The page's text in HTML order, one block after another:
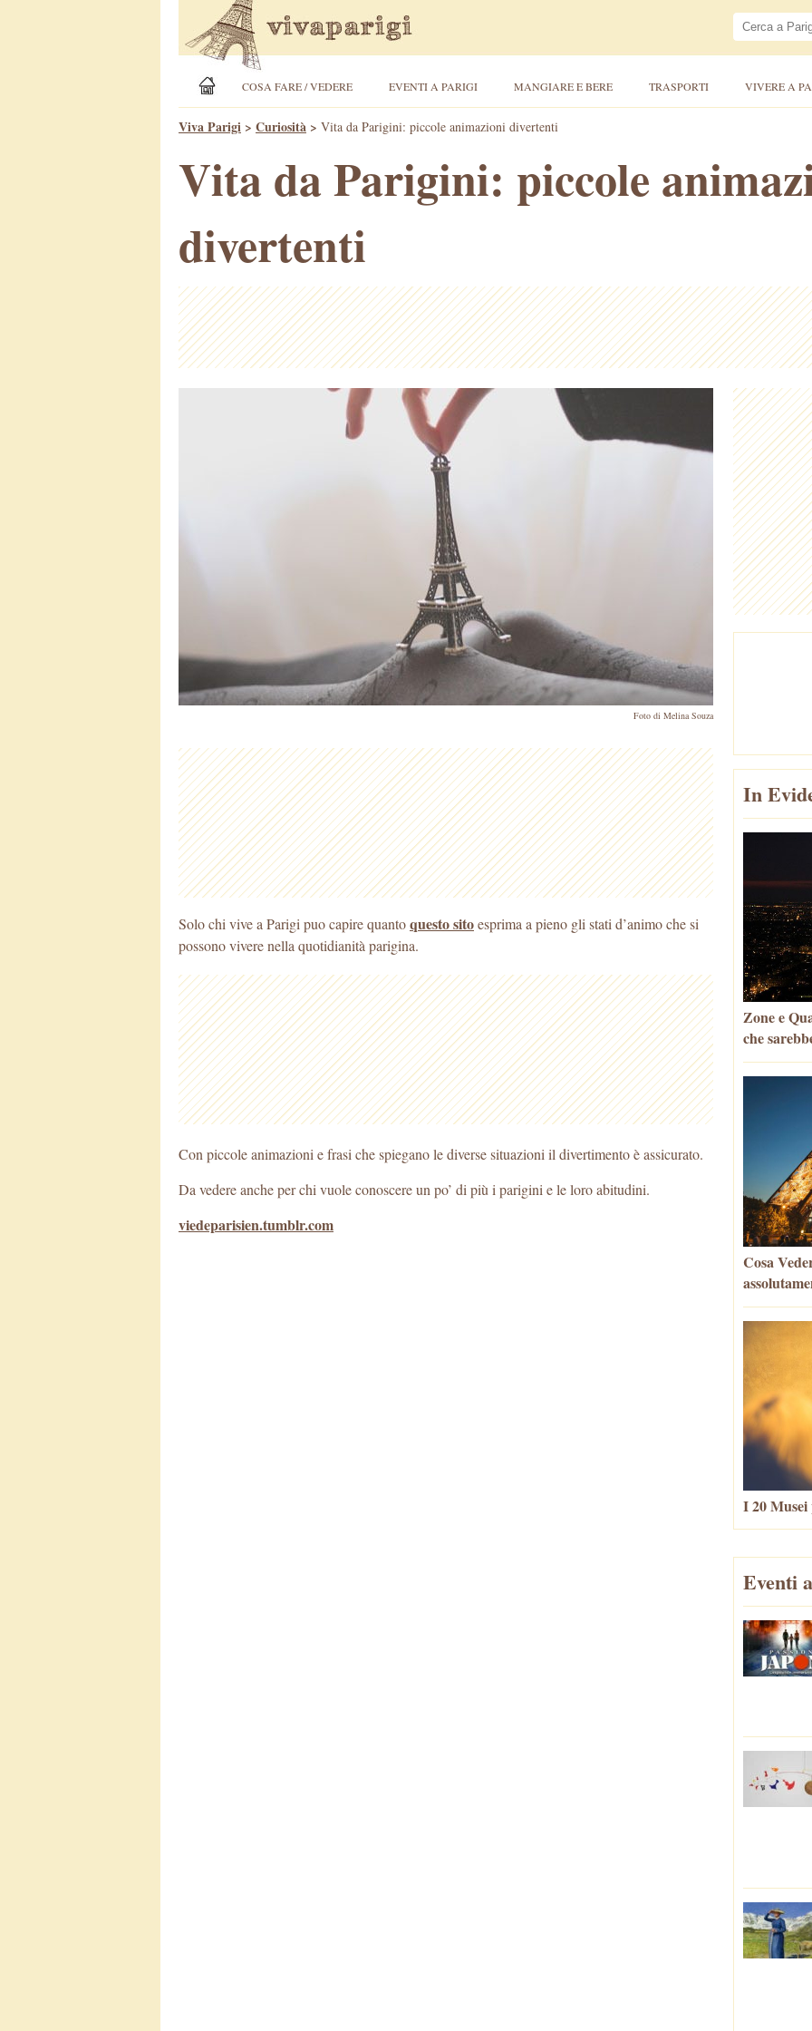
COSA FARE / VEDERE EVENTI A PARIGI MANGIARE E BERE TRASPORTI VIVERE A
Viva Parigi > Curiosità > Vita da Parigini: piccole animazioni divertenti
Vita da Parigini: piccole
divertenti
Foto di Melina Souza
Solo chi vive a Parigi puo capire quantoquesto sitoesprima a pieno gli stati d’animo che si
possono vivere nella quotidianità parigina.
Con piccole animazioni e frasi che spiegano le diverse situazioni il divertimento è assicurato.
Da vedere anche per chi vuole conoscere un po’ di più i parigini e le loro abitudini.
viedeparisien.tumblr.com
In
Zone e
che
Cosa
I 20
Eventi